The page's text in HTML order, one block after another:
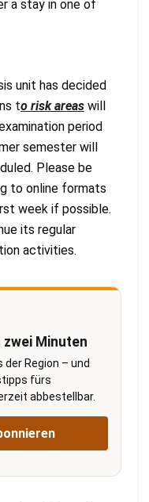
a stay in one of
unit has decided
to risk areas will
period
semester will
Please be
to online formats
week if possible.
its regular
activities.
zwei Minuten
Region – und
fürs
abbestellbar.